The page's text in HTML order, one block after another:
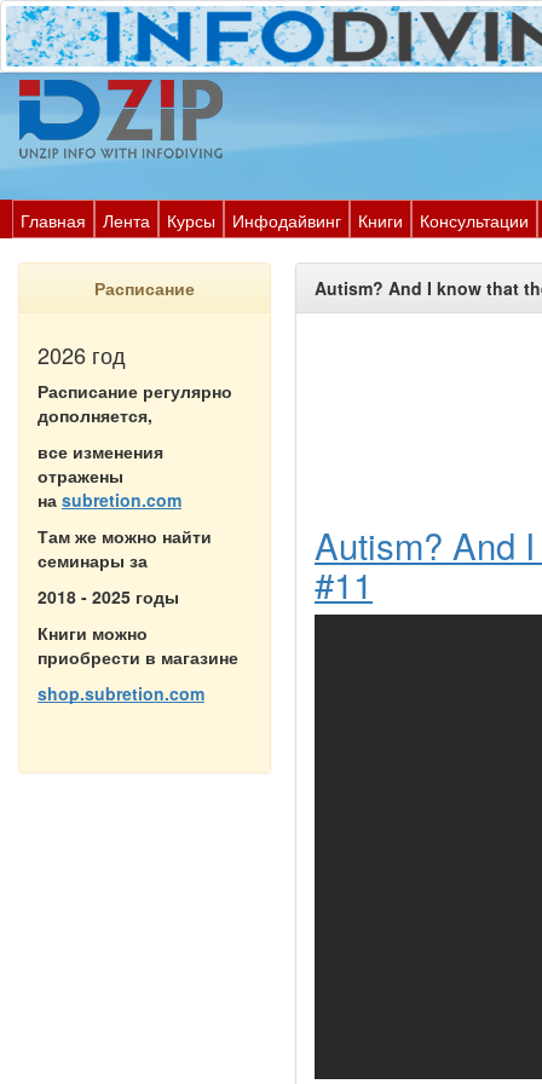
Главная Лента Курсы Инфодайвинг Книги Консультации
Расписание
2026 год
Расписание регулярно
дополняется,
все изменения
отражены
на subretion.com
Там же можно найти
семинары за
2018 - 2025 годы
Книги можно
приобрести в магазине
shop.subretion.com
Autism? And I know that
Autism? And
#11